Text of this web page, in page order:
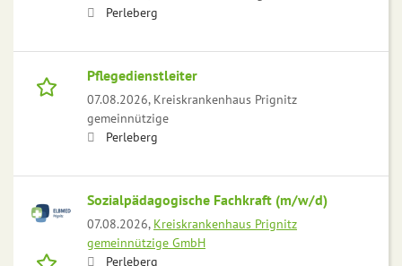
Perleberg
Pflegedienstleiter
07.08.2026, Kreiskrankenhaus Prignitz
gemeinnützige
Perleberg
Sozialpädagogische Fachkraft (m/w/d)
07.08.2026, Kreiskrankenhaus Prignitz
gemeinnützige GmbH
Perleberg